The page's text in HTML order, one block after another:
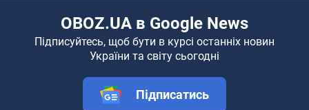
OBOZ.UA в Google News
Підписуйтесь, щоб бути в курсі останніх новин
України та світу сьогодні
Підписатись